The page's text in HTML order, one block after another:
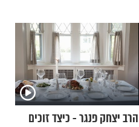
הרב יצחק פנגר - כיצד זוכים